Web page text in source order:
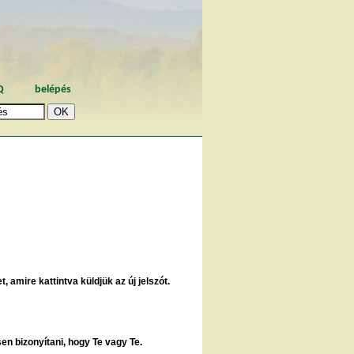
belépés
amire kattintva küldjük az új jelszót.
bizonyítani, hogy Te vagy Te.